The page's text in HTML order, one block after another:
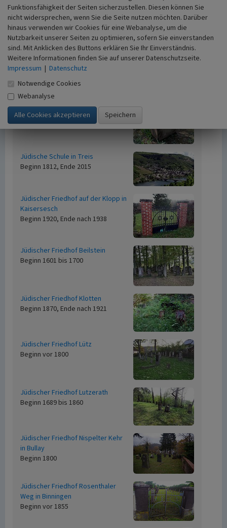
Gaststätte und Wohnhaus Dahl in Gevenich
Beginn vor 1856, Ende 1901
Jüdische Betstube in Merl
Beginn vor 1846
Jüdische Betstube Lutzerath
Beginn 1859, Ende 1920 bis 1930
Jüdische Schule in Treis
Beginn 1812, Ende 2015
Jüdischer Friedhof auf der Klopp in
Kaisersesch
Beginn 1920, Ende nach 1938
Jüdischer Friedhof Beilstein
Beginn 1601 bis 1700
Jüdischer Friedhof Klotten
Beginn 1870, Ende nach 1921
Jüdischer Friedhof Lütz
Beginn vor 1800
Jüdischer Friedhof Lutzerath
Beginn 1689 bis 1860
Jüdischer Friedhof Nispelter Kehr
in Bullay
Beginn 1800
Jüdischer Friedhof Rosenthaler
Weg in Binningen
Beginn vor 1855
Funktionsfähigkeit der Seiten sicherzustellen. Diesen können Sie
nicht widersprechen, wenn Sie die Seite nutzen möchten. Darüber
hinaus verwenden wir Cookies für eine Webanalyse, um die
Nutzbarkeit unserer Seiten zu optimieren, sofern Sie einverstanden
sind. Mit Anklicken des Buttons erklären Sie Ihr Einverständnis.
Weitere Informationen finden Sie auf unserer Datenschutzseite.
Impressum | Datenschutz
Notwendige Cookies
Webanalyse